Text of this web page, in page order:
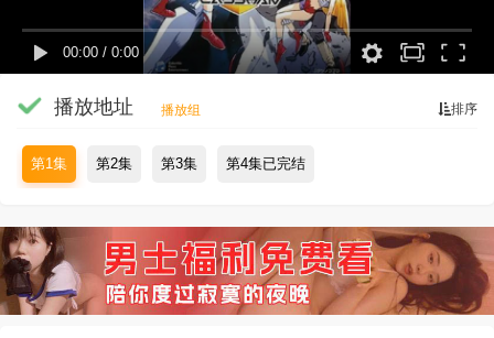
00:00 / 0:00
排序
播放地址 播放组
第1集 第2集 第3集 第4集已完结